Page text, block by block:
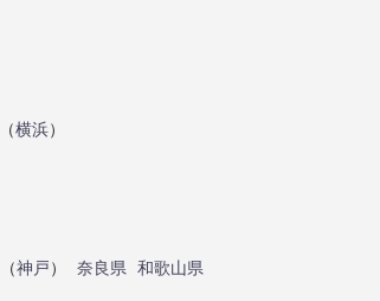
（横浜）
（神戸） 奈良県 和歌山県